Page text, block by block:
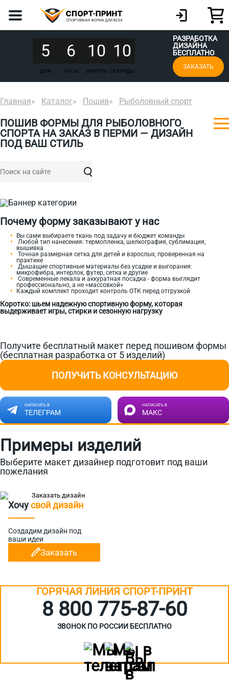
5
ДНИ
6
ЧАСЫ
10
МИНУТЫ
10
СЕКУНДЫ
РАЗРАБОТКА
ДИЗАЙНА
БЕСПЛАТНО
ЗАКАЗАТЬ
Главная Каталог Пошив Рыболовный спорт
ПОШИВ ФОРМЫ ДЛЯ РЫБОЛОВНОГО
СПОРТА НА ЗАКАЗ В ПЕРМИ — ДИЗАЙН
ПОД ВАШ СТИЛЬ
Почему форму заказывают у нас
Вы сами выбираете ткань под задачу и бюджет команды
Любой тип нанесения: термопленка, шелкография, сублимация,
вышивка
Точная размерная сетка для детей и взрослых, проверенная на
практике
Дышащие спортивные материалы без усадки и выгорания:
микрофибра, интерлок, футер, сетка и другие
Современные лекала и аккуратная посадка - форма выглядит
профессионально, а не «массовкой»
Каждый комплект проходит контроль ОТК перед отгрузкой
Коротко: шьем надежную спортивную форму, которая
выдерживает игры, стирки и сезонную нагрузку
Получите бесплатный макет перед пошивом формы
(бесплатная разработка от 5 изделий)
ПОЛУЧИТЬ КОНСУЛЬТАЦИЮ
НАПИСАТЬ В
ТЕЛЕГРАМ
НАПИСАТЬ В
МАКС
Примеры изделий
Выберите макет дизайнер подготовит под ваши
пожелания
Хочусвой дизайн
Создадим дизайн под
ваши идеи
Заказать
ГОРЯЧАЯ ЛИНИЯ СПОРТ-ПРИНТ
8 800 775‑87-60
ЗВОНОК ПО РОССИИ БЕСПЛАТНО